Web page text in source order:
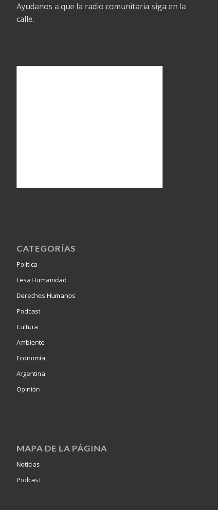
Ayudanos a que la radio comunitaria siga en la
calle.
CATEGORÍAS
Política
Lesa Humanidad
Derechos Humanos
Podcast
Cultura
Ambiente
Economía
Argentina
Opinión
MAPA DE LA PÁGINA
Noticias
Podcast